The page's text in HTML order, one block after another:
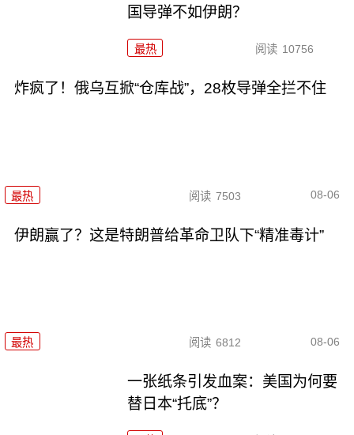
国导弹不如伊朗？
最热 阅读 10756
炸疯了！俄乌互掀“仓库战”，28枚导弹全拦不住
最热 阅读 7503 08-06
伊朗赢了？这是特朗普给革命卫队下“精准毒计”
最热 阅读 6812 08-06
一张纸条引发血案：美国为何要
替日本“托底”？